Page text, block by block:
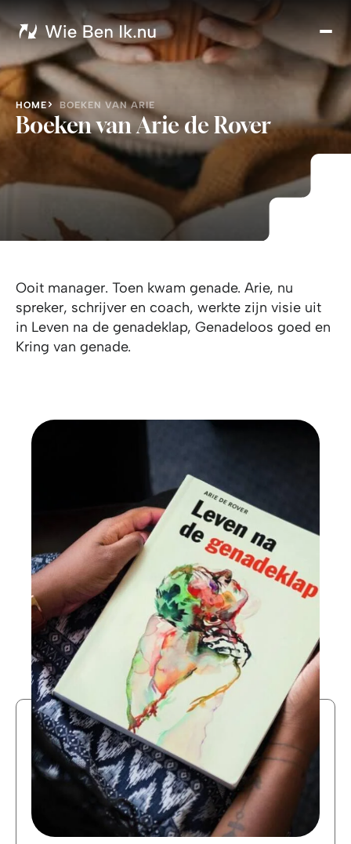
Quiz
HOME BOEKEN VAN ARIE
Boeken van Arie de Rover
Ooit manager. Toen kwam genade. Arie, nu
spreker, schrijver en coach, werkte zijn visie uit
in Leven na de genadeklap, Genadeloos goed en
Kring van genade.